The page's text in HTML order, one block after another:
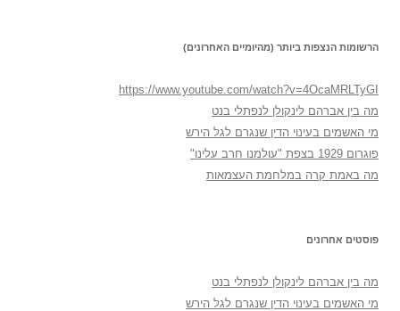
הרשומות הנצפות ביותר (מהיומיים האחרונים)
https://www.youtube.com/watch?v=4OcaMRLTyGI
מה בין אברהם לינקולן לנפתלי בנט
מי האשמים בעינוי הדין שנגרם לגל הירש
פוגרום 1929 בצפת "עולמנו חרב עלינו"
מה באמת קרה במלחמת העצמאות
פוסטים אחרונים
מה בין אברהם לינקולן לנפתלי בנט
מי האשמים בעינוי הדין שנגרם לגל הירש